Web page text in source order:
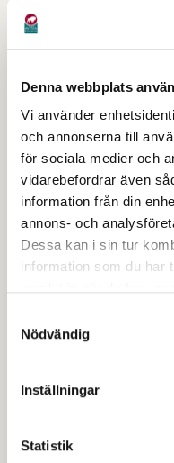
Denna webbplats
Vi använder
och annonserna till
för sociala medier och
vidarebefordrar även
information från din
annons- och
Dessa kan i sin tur
information som du har
Nödvändig
Inställningar
Statistik
Den vänder sig
innehåller frågor
Lupp-undersökningen
ungas livssituation
Sverige. I Avesta
8 på högstadiet och
tredje år.
verksamheter. Beslut
möjligt!
hösten 2024, och då